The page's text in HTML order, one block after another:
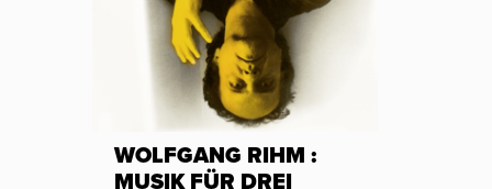
WOLFGANG RIHM :
MUSIK FÜR DREI